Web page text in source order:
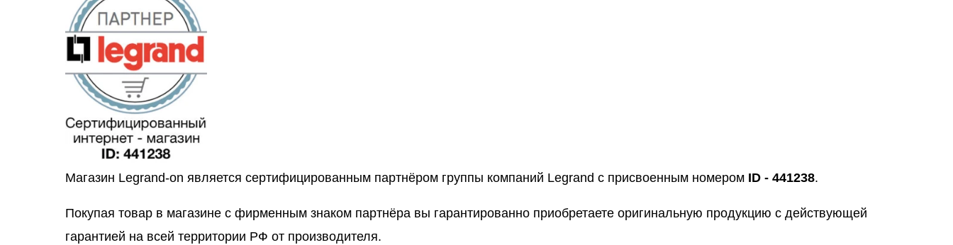
Магазин Legrand-on является сертифицированным партнёром группы компаний Legrand с присвоенным номером ID - 441238.
Покупая товар в магазине с фирменным знаком партнёра вы гарантированно приобретаете оригинальную продукцию с действующей
гарантией на всей территории РФ от производителя.